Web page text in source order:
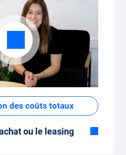
des coûts totaux
ou le leasing